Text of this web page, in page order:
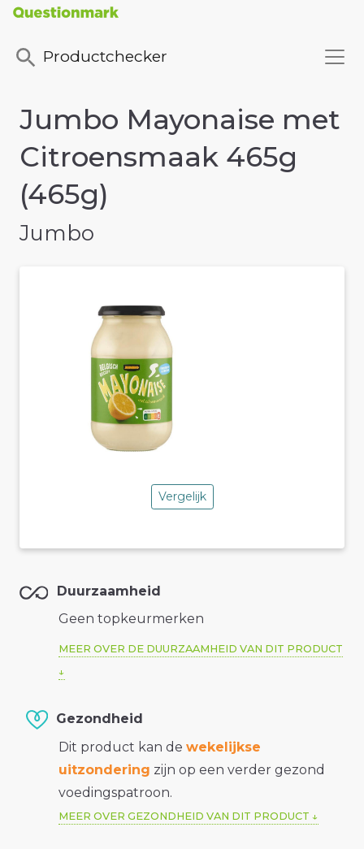
Productchecker
Jumbo Mayonaise met
Citroensmaak 465g
(465g)
Jumbo
Vergelijk
Duurzaamheid
Geen topkeurmerken
MEER OVER DE DUURZAAMHEID VAN DIT PRODUCT
Gezondheid
Dit product kan de wekelijkse
uitzondering zijn op een verder gezond
voedingspatroon.
MEER OVER GEZONDHEID VAN DIT PRODUCT